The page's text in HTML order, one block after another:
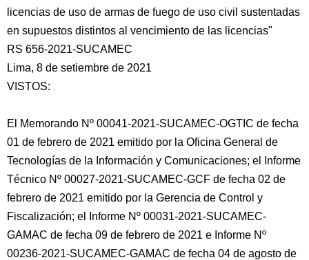
licencias de uso de armas de fuego de uso civil sustentadas
en supuestos distintos al vencimiento de las licencias"
RS 656-2021-SUCAMEC
Lima, 8 de setiembre de 2021
VISTOS:
El Memorando Nº 00041-2021-SUCAMEC-OGTIC de fecha
01 de febrero de 2021 emitido por la Oficina General de
Tecnologías de la Información y Comunicaciones; el Informe
Técnico Nº 00027-2021-SUCAMEC-GCF de fecha 02 de
febrero de 2021 emitido por la Gerencia de Control y
Fiscalización; el Informe Nº 00031-2021-SUCAMEC-
GAMAC de fecha 09 de febrero de 2021 e Informe Nº
00236-2021-SUCAMEC-GAMAC de fecha 04 de agosto de